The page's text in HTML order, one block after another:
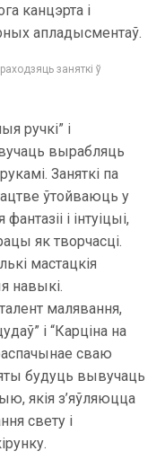
канцэрта і
апладысментаў.
заняткі ў
ручкі” і
вырабляць
Заняткі па
ўтойваюць у
і інтуіцыі,
як творчасці.
мастацкія
навыкі.
малявання,
і “Карціна на
сваю
будуць вывучаць
якія з’яўляюцца
свету і